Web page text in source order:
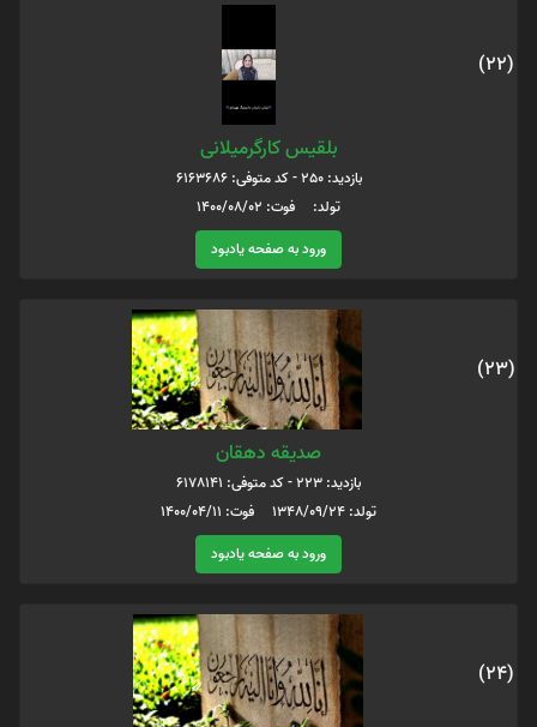
(22)
بلقیس کارگرمیلانی
بازدید: 250 - کد متوفی: 6163686
تولد: فوت: 1400/08/02
ورود به صفحه یادبود
(23)
صدیقه دهقان
بازدید: 223 - کد متوفی: 6178141
تولد: 1348/09/24 فوت: 1400/04/11
ورود به صفحه یادبود
(24)